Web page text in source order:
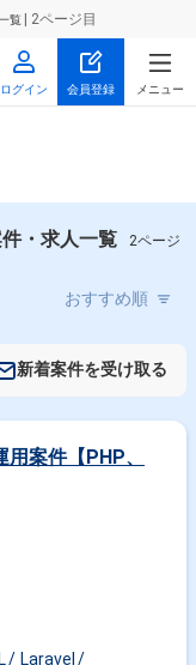
覧 | 2ページ目
ログイン 会員登録 メニュー
・求人一覧
2ページ
新着案件を受け取る
案件【PHP、
Laravel